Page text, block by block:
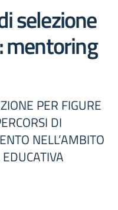
selezione
mentoring
PER FIGURE
DI
NELL’AMBITO